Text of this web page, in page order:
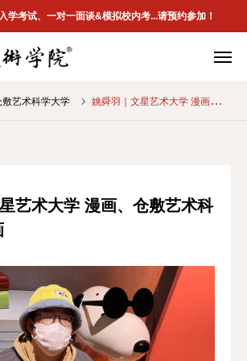
学考试、一对一面谈&模拟校内考...请预约参加！
敷艺术科学大学 姚舜羽｜文星艺术大学 漫画、仓敷艺术科学大学 漫画
艺术大学 漫画、仓敷艺术科
专业案内